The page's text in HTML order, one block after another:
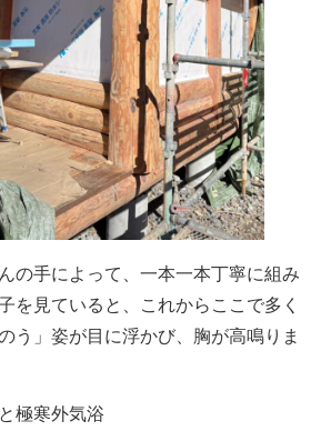
の手によって、一本一本丁寧に組み
を見ていると、これからここで多く
う」姿が目に浮かび、胸が高鳴りま
極寒外気浴